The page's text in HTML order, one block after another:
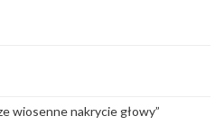
wiosenne nakrycie głowy”